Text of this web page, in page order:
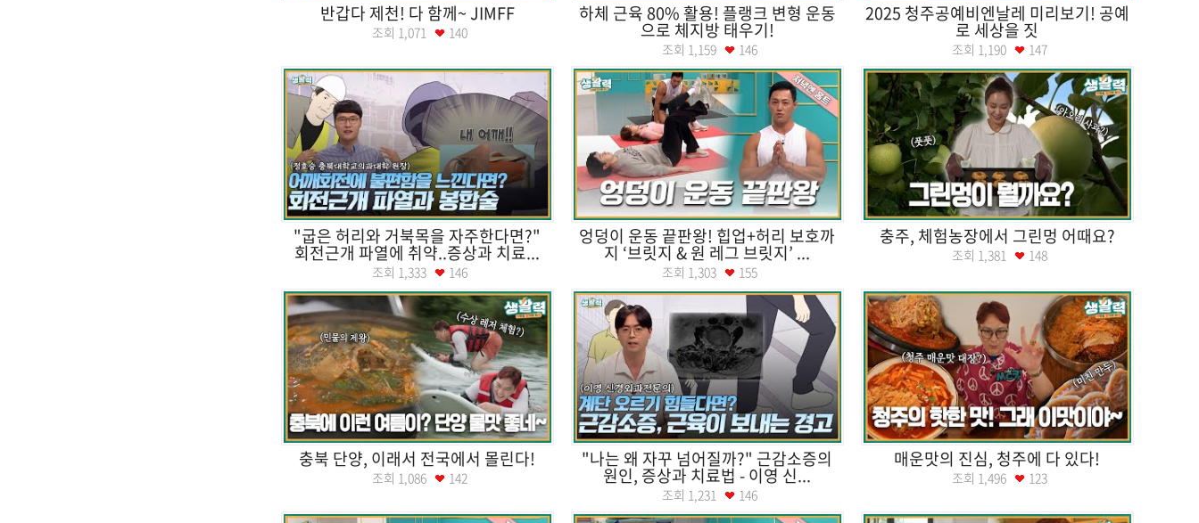
반갑다 제천! 다 함께~ JIMFF
조회 1,071 140
하체 근육 80% 활용! 플랭크 변형 운동
으로 체지방 태우기!
조회 1,159 146
2025 청주공예비엔날레 미리보기! 공예
로 세상을 짓
조회 1,190 147
"굽은 허리와 거북목을 자주한다면?"
회전근개 파열에 취약..증상과 치료...
조회 1,333 146
엉덩이 운동 끝판왕! 힙업+허리 보호까
지 ‘브릿지 & 원 레그 브릿지’ ...
조회 1,303 155
충주, 체험농장에서 그린멍 어때요?
조회 1,381 148
충북 단양, 이래서 전국에서 몰린다!
조회 1,086 142
"나는 왜 자꾸 넘어질까?" 근감소증의
원인, 증상과 치료법 - 이영 신...
조회 1,231 146
매운맛의 진심, 청주에 다 있다!
조회 1,496 123